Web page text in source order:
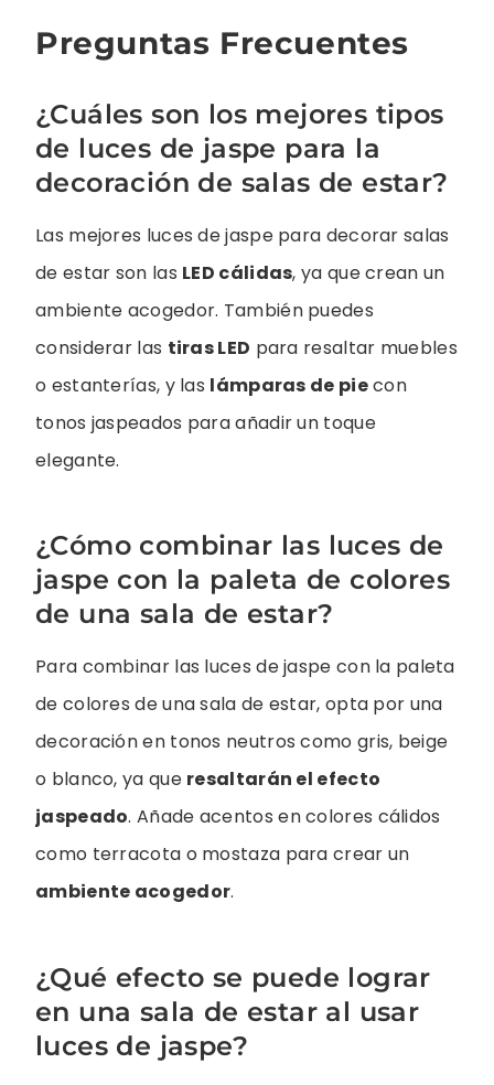
Preguntas Frecuentes
¿Cuáles son los mejores tipos
de luces de jaspe para la
decoración de salas de estar?
Las mejores luces de jaspe para decorar salas
de estar son las LED cálidas, ya que crean un
ambiente acogedor. También puedes
considerar las tiras LED para resaltar muebles
o estanterías, y las lámparas de piecon
tonos jaspeados para añadir un toque
elegante.
¿Cómo combinar las luces de
jaspe con la paleta de colores
de una sala de estar?
Para combinar las luces de jaspe con la paleta
de colores de una sala de estar, opta por una
decoración en tonos neutros como gris, beige
o blanco, ya que resaltarán el efecto
jaspeado. Añade acentos en colores cálidos
como terracota o mostaza para crear un
ambiente acogedor.
¿Qué efecto se puede lograr
en una sala de estar al usar
luces de jaspe?